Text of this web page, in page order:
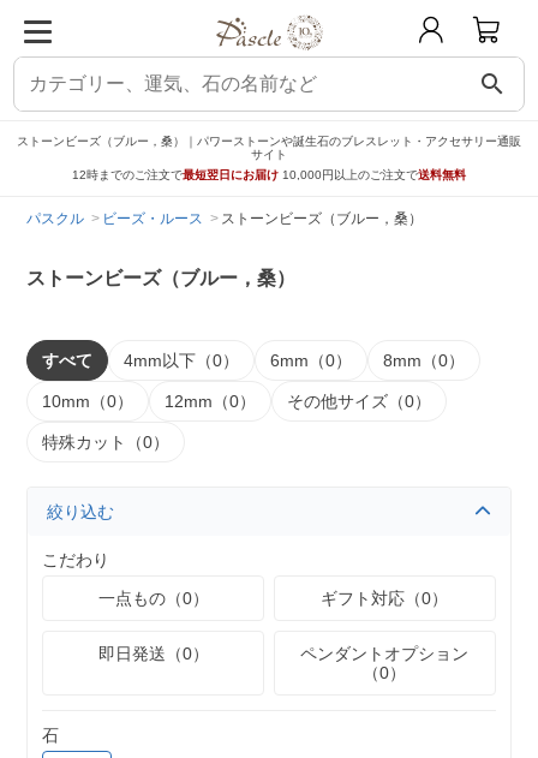
search
ストーンビーズ（ブルー，桑）｜パワーストーンや誕生石のブレスレット・アクセサリー通販
サイト
12時までのご注文で最短翌日にお届け 10,000円以上のご注文で送料無料
パスクル ビーズ・ルース ストーンビーズ（ブルー，桑）
ストーンビーズ（ブルー，桑）
すべて 4mm以下（0） 6mm（0） 8mm（0）
10mm（0） 12mm（0） その他サイズ（0）
特殊カット（0）
絞り込む
こだわり
一点もの（0）
ギフト対応（0）
即日発送（0）
ペンダントオプション
（0）
石